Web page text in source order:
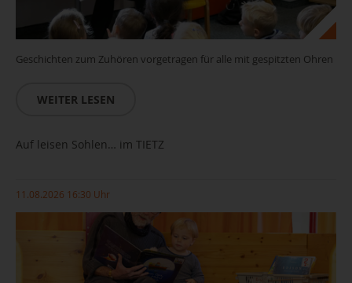
Geschichten zum Zuhören vorgetragen für alle mit gespitzten Ohren
WEITER LESEN
Auf leisen Sohlen… im TIETZ
11.08.2026 16:30 Uhr